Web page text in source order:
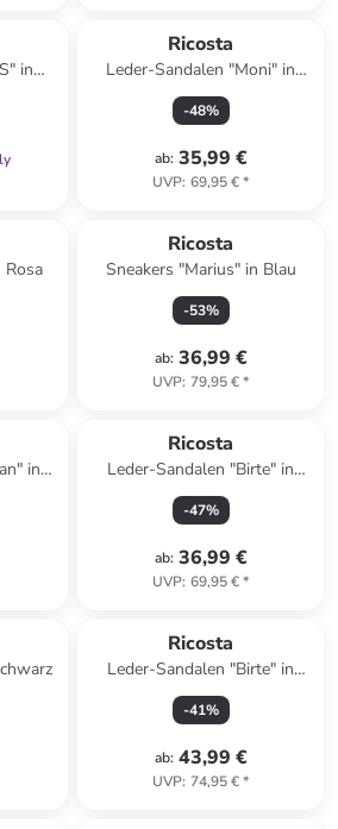
in
Ricosta
Leder-Sandalen "Moni" in
Rosa
-48%
ab: 35,99 €
UVP: 69,95 €*
Rosa
Ricosta
Sneakers "Marius" in Blau
-53%
ab: 36,99 €
UVP: 79,95 €*
in
Ricosta
Leder-Sandalen "Birte" in
Beige
-47%
ab: 36,99 €
UVP: 69,95 €*
Ricosta
Leder-Sandalen "Birte" in
Schwarz
-41%
ab: 43,99 €
UVP: 74,95 €*